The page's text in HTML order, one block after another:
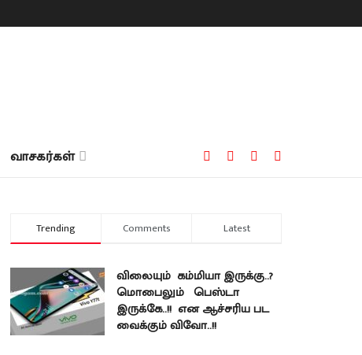
வாசகர்கள்
Trending Comments Latest
விலையும் கம்மியா இருக்கு..?
மொபைலும் பெஸ்டா
இருக்கே..!! என ஆச்சரிய பட
வைக்கும் விவோ..!!